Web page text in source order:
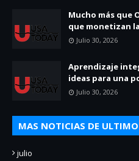
Mucho más que
que monetizan
Julio 30, 2026
Aprendizaje
ideas para una
Julio 30, 2026
MAS NOTICIAS DE
julio